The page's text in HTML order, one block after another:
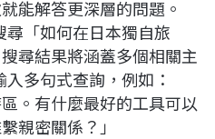
能解答更深層的問題。
「如何在日本獨自旅
尋結果將涵蓋多個相關主
多句式查詢，例如：
。有什麼最好的工具可以
親密關係？」